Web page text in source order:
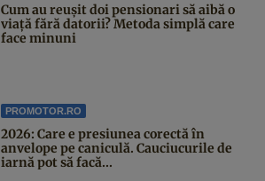
Cum au reușit doi pensionari să aibă o
viață fără datorii? Metoda simplă care
face minuni
PROMOTOR.RO
2026: Care e presiunea corectă în
anvelope pe caniculă. Cauciucurile de
iarnă pot să facă...